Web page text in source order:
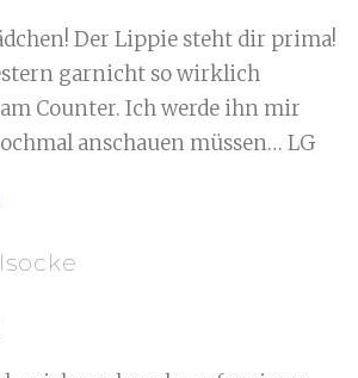
Der Lippie steht dir prima!
garnicht so wirklich
Counter. Ich werde ihn mir
anschauen müssen… LG